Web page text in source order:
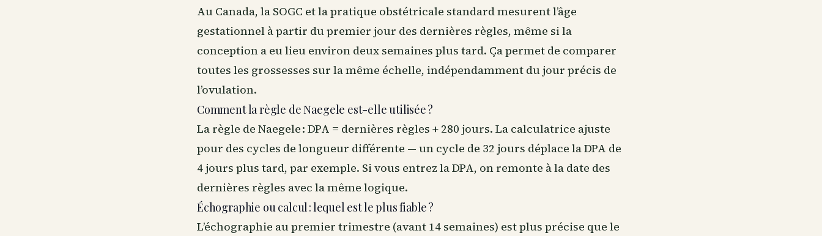
Au Canada, la SOGC et la pratique obstétricale standard mesurent l’âge
gestationnel à partir du premier jour des dernières règles, même si la
conception a eu lieu environ deux semaines plus tard. Ça permet de comparer
toutes les grossesses sur la même échelle, indépendamment du jour précis de
l’ovulation.
Comment la règle de Naegele est-elle utilisée ?
La règle de Naegele : DPA = dernières règles + 280 jours. La calculatrice ajuste
pour des cycles de longueur différente — un cycle de 32 jours déplace la DPA de
4 jours plus tard, par exemple. Si vous entrez la DPA, on remonte à la date des
dernières règles avec la même logique.
Échographie ou calcul : lequel est le plus fiable ?
L’échographie au premier trimestre (avant 14 semaines) est plus précise que le